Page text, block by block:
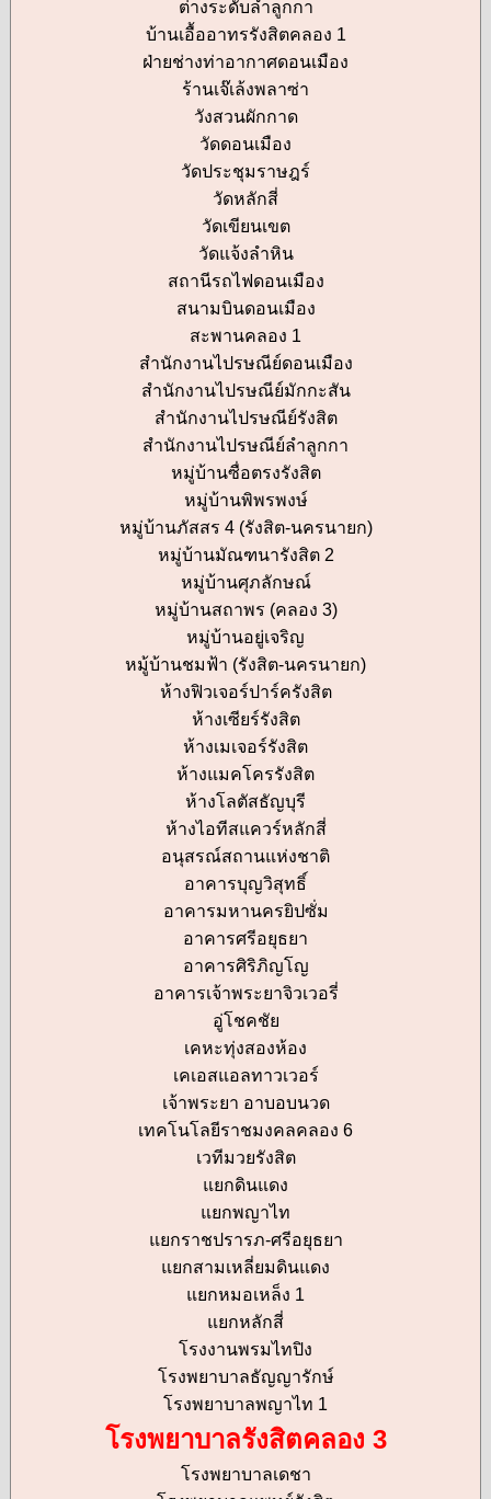
ต่างระดับลำลูกกา
บ้านเอื้ออาทรรังสิตคลอง 1
ฝ่ายช่างท่าอากาศดอนเมือง
ร้านเจ๊เล้งพลาซ่า
วังสวนผักกาด
วัดดอนเมือง
วัดประชุมราษฎร์
วัดหลักสี่
วัดเขียนเขต
วัดแจ้งลำหิน
สถานีรถไฟดอนเมือง
สนามบินดอนเมือง
สะพานคลอง 1
สำนักงานไปรษณีย์ดอนเมือง
สำนักงานไปรษณีย์มักกะสัน
สำนักงานไปรษณีย์รังสิต
สำนักงานไปรษณีย์ลำลูกกา
หมู่บ้านซื่อตรงรังสิต
หมู่บ้านพิพรพงษ์
หมู่บ้านภัสสร 4 (รังสิต-นครนายก)
หมู่บ้านมัณฑนารังสิต 2
หมู่บ้านศุภลักษณ์
หมู่บ้านสถาพร (คลอง 3)
หมู่บ้านอยู่เจริญ
หมู้บ้านชมฟ้า (รังสิต-นครนายก)
ห้างฟิวเจอร์ปาร์ครังสิต
ห้างเซียร์รังสิต
ห้างเมเจอร์รังสิต
ห้างแมคโครรังสิต
ห้างโลตัสธัญบุรี
ห้างไอทีสแควร์หลักสี่
อนุสรณ์สถานแห่งชาติ
อาคารบุญวิสุทธิ์
อาคารมหานครยิปซั่ม
อาคารศรีอยุธยา
อาคารศิริภิญโญ
อาคารเจ้าพระยาจิวเวอรี่
อู่โชคชัย
เคหะทุ่งสองห้อง
เคเอสแอลทาวเวอร์
เจ้าพระยา อาบอบนวด
เทคโนโลยีราชมงคลคลอง 6
เวทีมวยรังสิต
แยกดินแดง
แยกพญาไท
แยกราชปรารภ-ศรีอยุธยา
แยกสามเหลี่ยมดินแดง
แยกหมอเหล็ง 1
แยกหลักสี่
โรงงานพรมไทปิง
โรงพยาบาลธัญญารักษ์
โรงพยาบาลพญาไท 1
โรงพยาบาลรังสิตคลอง 3
โรงพยาบาลเดชา